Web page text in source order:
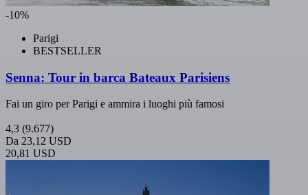
-10%
Parigi
BESTSELLER
Senna: Tour in barca Bateaux Parisiens
Fai un giro per Parigi e ammira i luoghi più famosi
4,3 (9.677)
Da 23,12 USD
20,81 USD